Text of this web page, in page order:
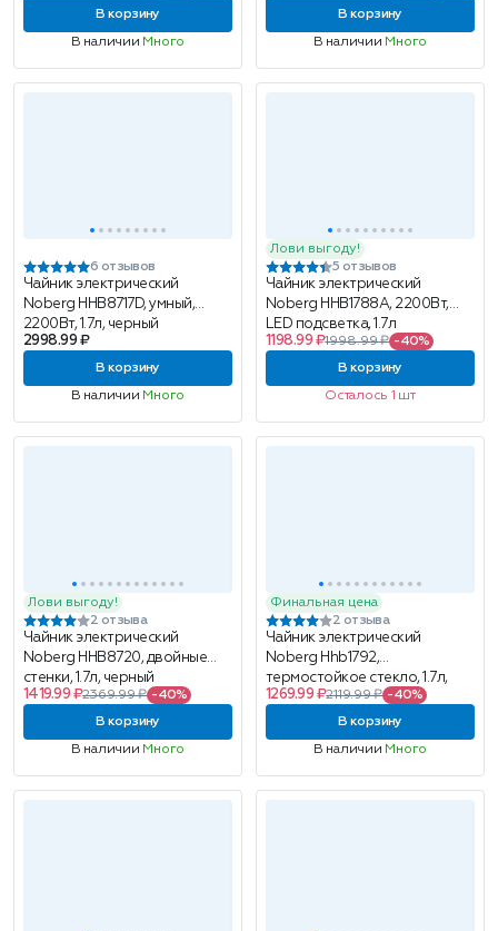
В корзину
В наличии Много
В корзину
В наличии Много
6 отзывов
Чайник электрический
Noberg HHB8717D, умный,
2200Вт, 1.7л, черный
2998.99 ₽
В корзину
В наличии Много
Лови выгоду!
5 отзывов
Чайник электрический
Noberg HHB1788A, 2200Вт,
LED подсветка, 1.7л
1198.99 ₽1998.99 ₽ -40%
В корзину
Осталось 1 шт
Лови выгоду!
2 отзыва
Чайник электрический
Noberg HHB8720, двойные
стенки, 1.7л, черный
1419.99 ₽2369.99 ₽ -40%
В корзину
В наличии Много
Финальная цена
2 отзыва
Чайник электрический
Noberg Hhb1792,
термостойкое стекло, 1.7л,
бело-серый
1269.99 ₽2119.99 ₽ -40%
В корзину
В наличии Много